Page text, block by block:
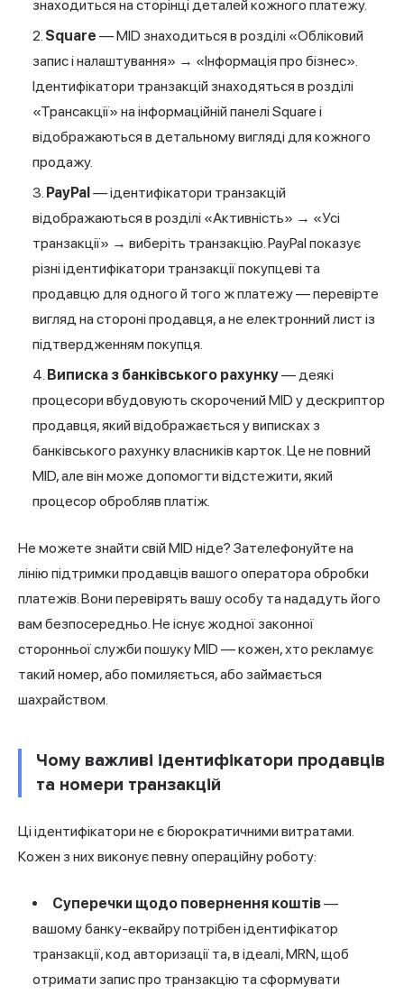
знаходиться на сторінці деталей кожного платежу.
Square — MID знаходиться в розділі «Обліковий
запис і налаштування» → «Інформація про бізнес».
Ідентифікатори транзакцій знаходяться в розділі
«Трансакції» на інформаційній панелі Square і
відображаються в детальному вигляді для кожного
продажу.
PayPal — ідентифікатори транзакцій
відображаються в розділі «Активність» → «Усі
транзакції» → виберіть транзакцію. PayPal показує
різні ідентифікатори транзакції покупцеві та
продавцю для одного й того ж платежу — перевірте
вигляд на стороні продавця, а не електронний лист із
підтвердженням покупця.
Виписка з банківського рахунку— деякі
процесори вбудовують скорочений MID у дескриптор
продавця, який відображається у виписках з
банківського рахунку власників карток. Це не повний
MID, але він може допомогти відстежити, який
процесор обробляв платіж.
Не можете знайти свій MID ніде? Зателефонуйте на
лінію підтримки продавців вашого оператора обробки
платежів. Вони перевірять вашу особу та нададуть його
вам безпосередньо. Не існує жодної законної
сторонньої служби пошуку MID — кожен, хто рекламує
такий номер, або помиляється, або займається
шахрайством.
Чому важливі ідентифікатори продавців
та номери транзакцій
Ці ідентифікатори не є бюрократичними витратами.
Кожен з них виконує певну операційну роботу:
Суперечки щодо повернення коштів—
вашому банку-еквайру потрібен ідентифікатор
транзакції, код авторизації та, в ідеалі, MRN, щоб
отримати запис про транзакцію та сформувати